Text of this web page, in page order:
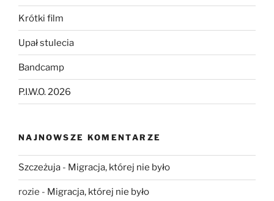
Krótki film
Upał stulecia
Bandcamp
P.I.W.O. 2026
NAJNOWSZE KOMENTARZE
Szczeżuja - Migracja, której nie było
rozie - Migracja, której nie było